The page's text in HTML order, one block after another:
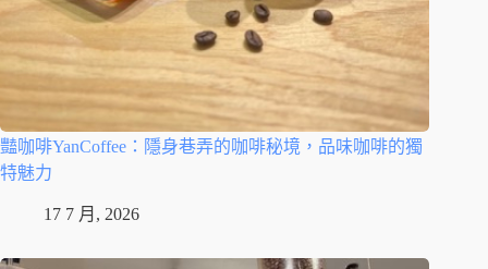
豔咖啡YanCoffee：隱身巷弄的咖啡秘境，品味咖啡的獨
特魅力
17 7 月, 2026